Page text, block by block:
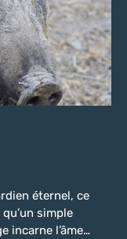
éternel, ce
simple
incarne l’âme